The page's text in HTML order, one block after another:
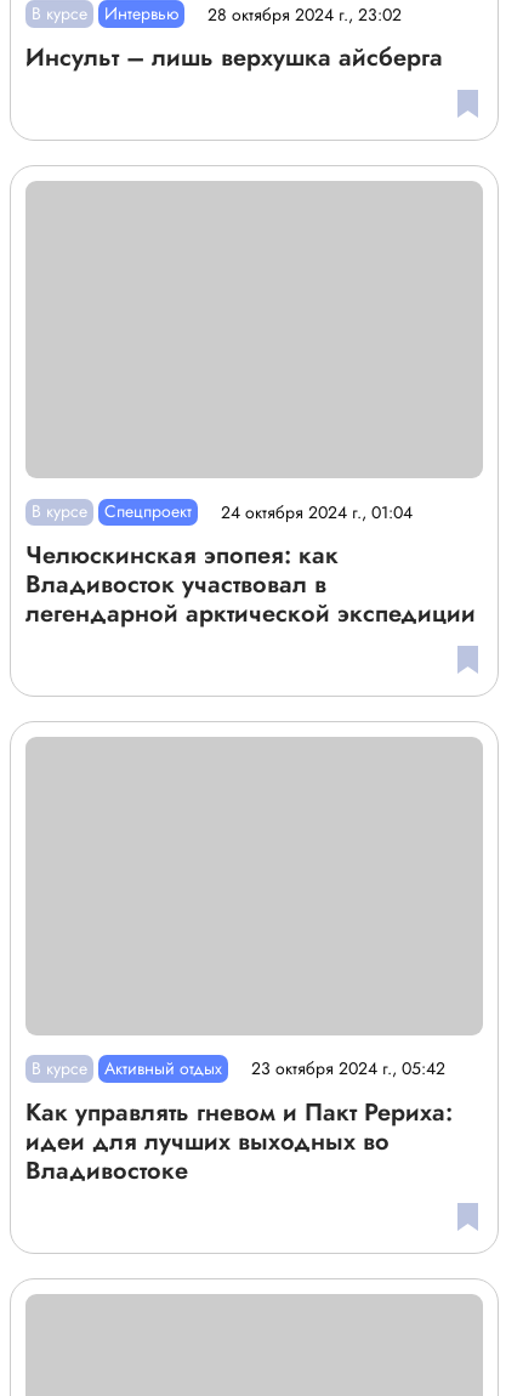
В курсе Интервью 28 октября 2024 г., 23:02
Инсульт – лишь верхушка айсберга
В курсе Спецпроект 24 октября 2024 г., 01:04
Челюскинская эпопея: как
Владивосток участвовал в
легендарной арктической экспедиции
В курсе Активный отдых 23 октября 2024 г., 05:42
Как управлять гневом и Пакт Рериха:
идеи для лучших выходных во
Владивостоке